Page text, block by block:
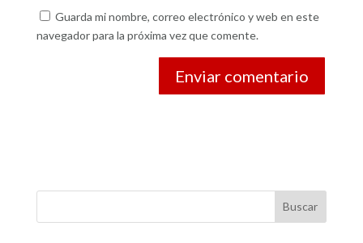
Guarda mi nombre, correo electrónico y web en este
navegador para la próxima vez que comente.
Buscar